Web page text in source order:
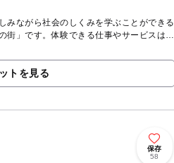
みながら社会のしくみを学ぶことができる
街」です。体験できる仕事やサービスは約
トを見る
保存
58